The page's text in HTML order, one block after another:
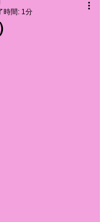
時間: 1分